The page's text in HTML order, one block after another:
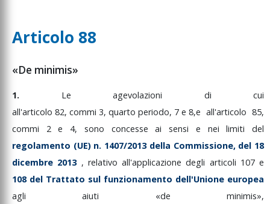
Articolo 88
«De minimis»
1. Le agevolazioni di cui
all'articolo 82, commi 3, quarto periodo, 7 e 8,e all'articolo 85,
commi 2e 4, sono concesseaisensi e neilimitidel
regolamento (UE) n. 1407/2013 della Commissione, del 18
dicembre 2013 , relativo all'applicazionedegli articoli 107 e
108 del Trattato sul funzionamento dell'Unione europea
agliaiuti «deminimis»,